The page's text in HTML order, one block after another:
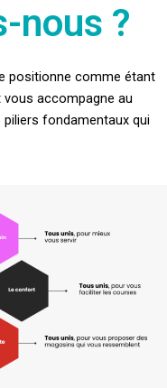
nous ?
positionne comme étant
accompagne au
fondamentaux qui